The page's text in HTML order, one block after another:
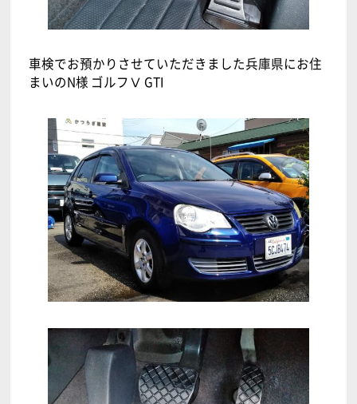
車検でお預かりさせていただきました兵庫県にお住
まいのN様 ゴルフⅤ GTI